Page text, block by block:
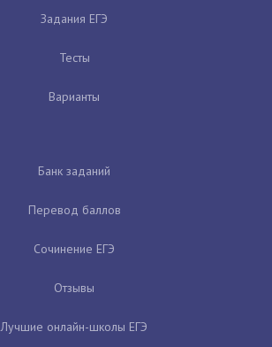
Задания ЕГЭ
Тесты
Варианты
Банк заданий
Перевод баллов
Сочинение ЕГЭ
Отзывы
Лучшие онлайн-школы ЕГЭ